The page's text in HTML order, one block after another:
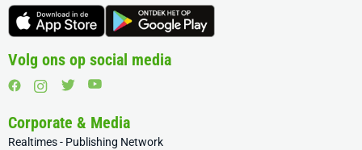
Volg ons op social media
Corporate & Media
Realtimes - Publishing Network